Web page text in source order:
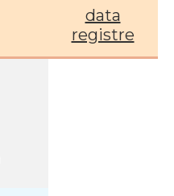
data
registre